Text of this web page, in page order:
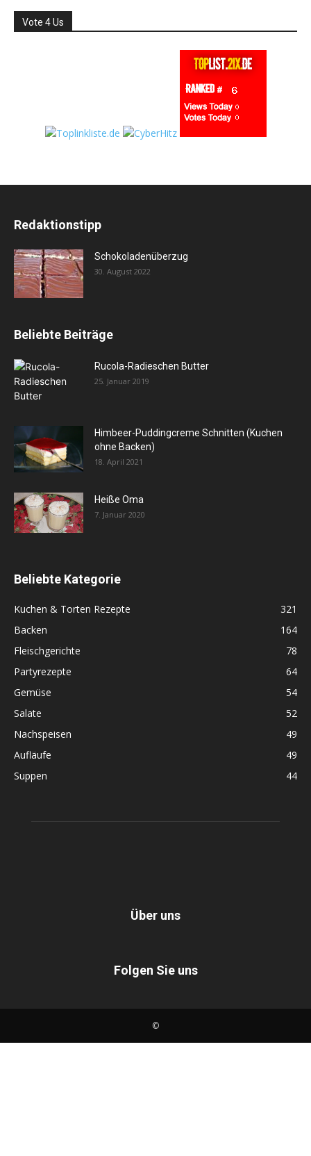
Vote 4 Us
Redaktionstipp
Schokoladenüberzug
30. August 2022
Beliebte Beiträge
Rucola-Radieschen Butter
25. Januar 2019
Himbeer-Puddingcreme Schnitten (Kuchen
ohne Backen)
18. April 2021
Heiße Oma
7. Januar 2020
Beliebte Kategorie
Kuchen & Torten Rezepte
321
Backen
164
Fleischgerichte
78
Partyrezepte
64
Gemüse
54
Salate
52
Nachspeisen
49
Aufläufe
49
Suppen
44
Über uns
Folgen Sie uns
©